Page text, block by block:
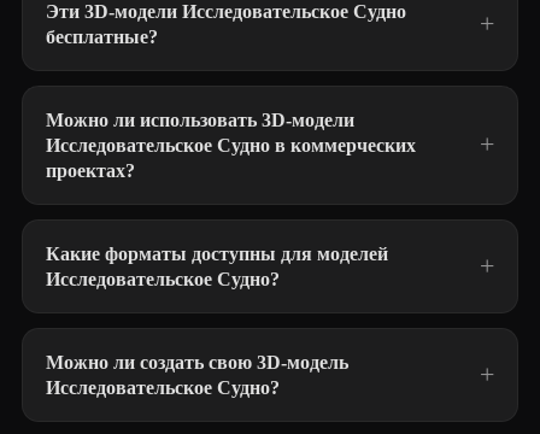
Эти 3D-модели Исследовательское Судно
бесплатные?
Можно ли использовать 3D-модели
Исследовательское Судно в коммерческих
проектах?
Какие форматы доступны для моделей
Исследовательское Судно?
Можно ли создать свою 3D-модель
Исследовательское Судно?